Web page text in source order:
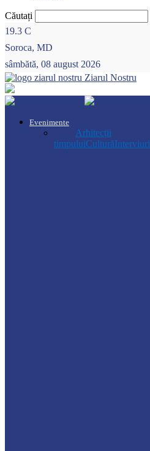
Căutați
19.3 C
Soroca, MD
sâmbătă, 08 august 2026
Ziarul Nostru
Evenimente
Arhitecții
timpuluiCulturăInterviuri